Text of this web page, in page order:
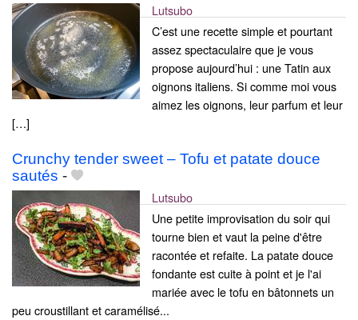
Lutsubo
C’est une recette simple et pourtant
assez spectaculaire que je vous
propose aujourd’hui : une Tatin aux
oignons italiens. Si comme moi vous
aimez les oignons, leur parfum et leur
[…]
Crunchy tender sweet – Tofu et patate douce
sautés -
Lutsubo
Une petite improvisation du soir qui
tourne bien et vaut la peine d'être
racontée et refaite. La patate douce
fondante est cuite à point et je l'ai
mariée avec le tofu en bâtonnets un
peu croustillant et caramélisé...